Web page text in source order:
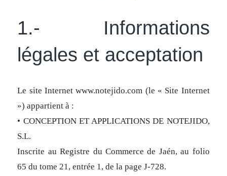
1.- Informations
légales et acceptation
Le site Internet www.notejido.com (le « Site Internet
») appartient à :
• CONCEPTION ET APPLICATIONS DE NOTEJIDO,
S.L.
Inscrite au Registre du Commerce de Jaén, au folio
65 du tome 21, entrée 1, de la page J-728.